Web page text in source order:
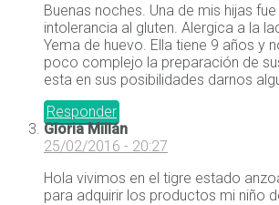
Buenas noches. Una de mis hijas
intolerancia al gluten. Alergica a la
Yema de huevo. Ella tiene 9 años y
poco complejo la preparación de
esta en sus posibilidades darnos
Responder
Gloria Millán
25/02/2016 - 20:27
Hola vivimos en el tigre estado
para adquirir los productos mi niño